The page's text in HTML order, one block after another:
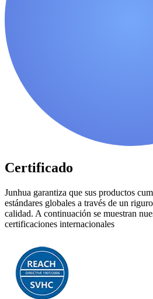
Certificado
Junhua garantiza que sus productos
estándares globales a través de un
calidad. A continuación se muestran
certificaciones internacionales